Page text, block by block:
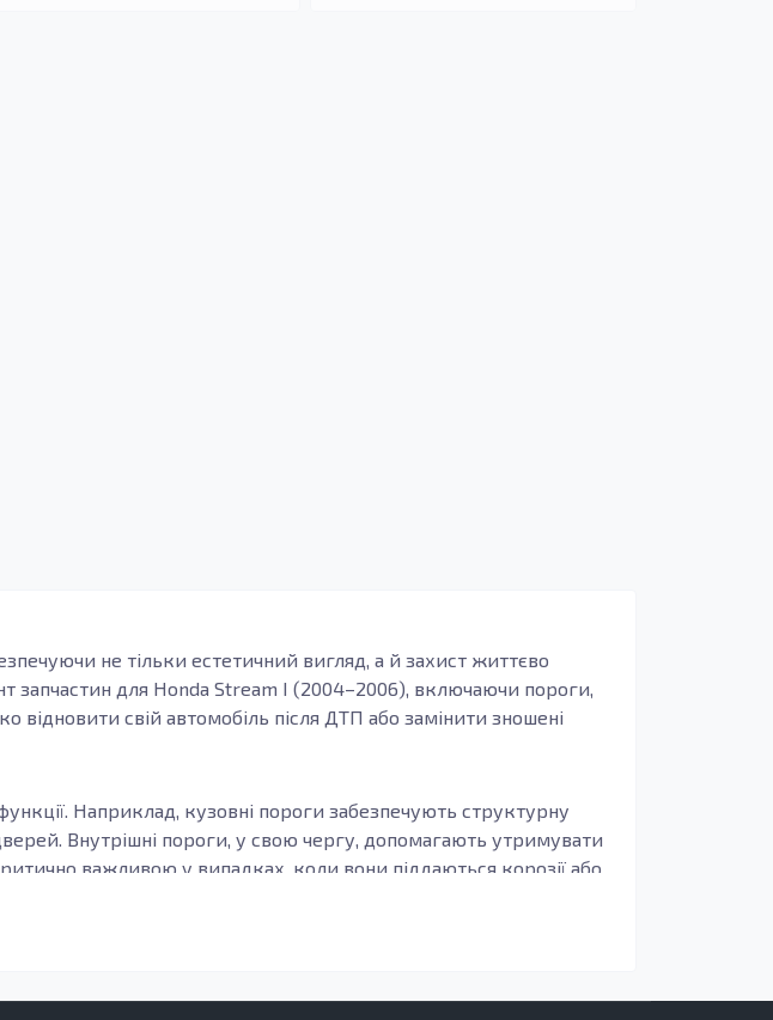
не тільки естетичний вигляд, а й захист життєво
запчастин для Honda Stream I (2004–2006), включаючи пороги,
свій автомобіль після ДТП або замінити зношені
Наприклад, кузовні пороги забезпечують структурну
Внутрішні пороги, у свою чергу, допомагають утримувати
важливою у випадках, коли вони піддаються корозії або
бути впевнені у надійності свого авто на довгий час.